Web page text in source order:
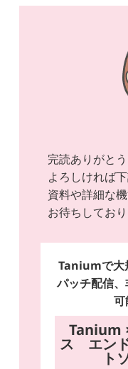
完読ありがとう
よろしければ
資料や詳細な
お待ちしており
Taniumで大
パッチ配信
可
Tanium
ス エン
ト